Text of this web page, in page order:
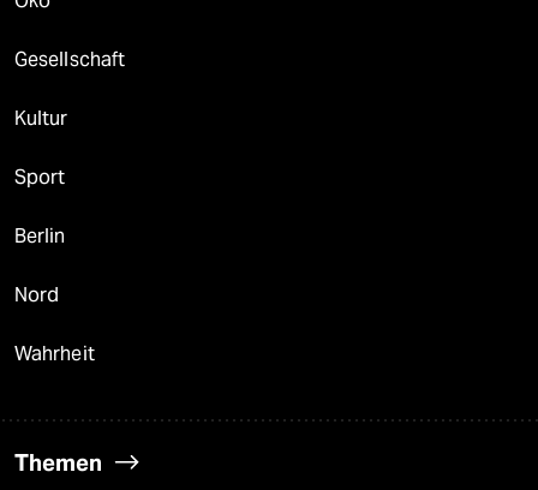
Gesellschaft
Kultur
Sport
Berlin
Nord
Wahrheit
Themen